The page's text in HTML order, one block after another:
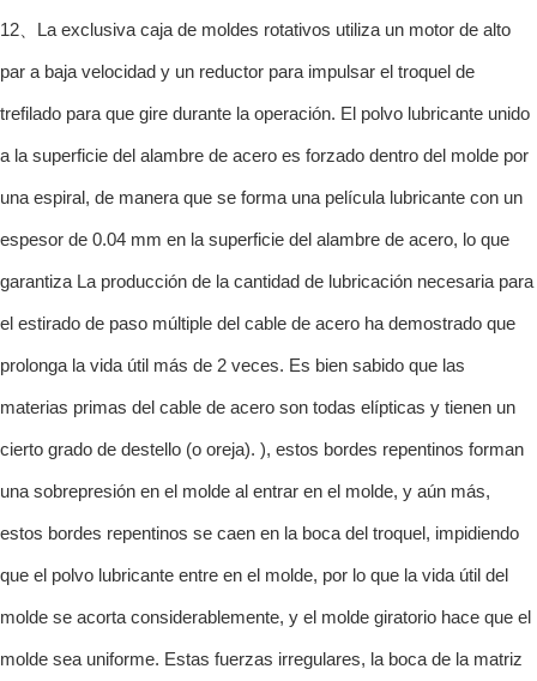
12、La exclusiva caja de moldes rotativos utiliza un motor de alto
par a baja velocidad y un reductor para impulsar el troquel de
trefilado para que gire durante la operación. El polvo lubricante unido
a la superficie del alambre de acero es forzado dentro del molde por
una espiral, de manera que se forma una película lubricante con un
espesor de 0.04 mm en la superficie del alambre de acero, lo que
garantiza La producción de la cantidad de lubricación necesaria para
el estirado de paso múltiple del cable de acero ha demostrado que
prolonga la vida útil más de 2 veces. Es bien sabido que las
materias primas del cable de acero son todas elípticas y tienen un
cierto grado de destello (o oreja). ), estos bordes repentinos forman
una sobrepresión en el molde al entrar en el molde, y aún más,
estos bordes repentinos se caen en la boca del troquel, impidiendo
que el polvo lubricante entre en el molde, por lo que la vida útil del
molde se acorta considerablemente, y el molde giratorio hace que el
molde sea uniforme. Estas fuerzas irregulares, la boca de la matriz